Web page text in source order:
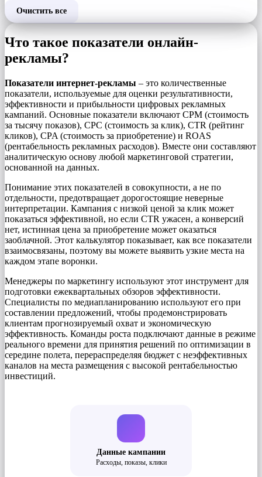
Очистить все
Что такое показатели онлайн-
рекламы?
Показатели интернет-рекламы – это количественные
показатели, используемые для оценки результативности,
эффективности и прибыльности цифровых рекламных
кампаний. Основные показатели включают CPM (стоимость
за тысячу показов), CPC (стоимость за клик), CTR (рейтинг
кликов), CPA (стоимость за приобретение) и ROAS
(рентабельность рекламных расходов). Вместе они составляют
аналитическую основу любой маркетинговой стратегии,
основанной на данных.
Понимание этих показателей в совокупности, а не по
отдельности, предотвращает дорогостоящие неверные
интерпретации. Кампания с низкой ценой за клик может
показаться эффективной, но если CTR ужасен, а конверсий
нет, истинная цена за приобретение может оказаться
заоблачной. Этот калькулятор показывает, как все показатели
взаимосвязаны, поэтому вы можете выявить узкие места на
каждом этапе воронки.
Менеджеры по маркетингу используют этот инструмент для
подготовки ежеквартальных обзоров эффективности.
Специалисты по медиапланированию используют его при
составлении предложений, чтобы продемонстрировать
клиентам прогнозируемый охват и экономическую
эффективность. Команды роста подключают данные в режиме
реального времени для принятия решений по оптимизации в
середине полета, перераспределяя бюджет с неэффективных
каналов на места размещения с высокой рентабельностью
инвестиций.
Данные кампании
Расходы, показы, клики